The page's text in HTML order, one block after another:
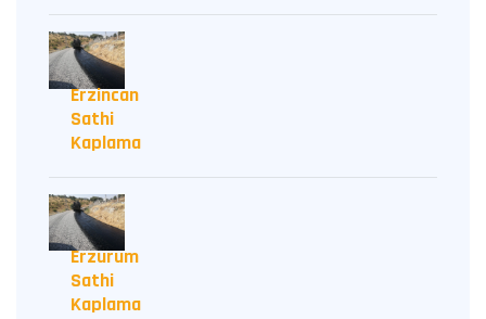
Erzincan
Sathi
Kaplama
Erzurum
Sathi
Kaplama